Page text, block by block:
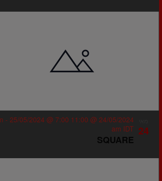
24
SQUARE
24/05/2024 @ 11:00 pm
- 25/05/2024 @ 7:00
am IDT